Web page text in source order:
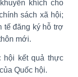
khích cho
sách xã hội;
tế đăng ký hỗ trợ
mới.
hội kết quả thực
Quốc hội.